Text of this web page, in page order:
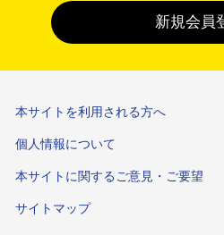
新規会員
本サイトを利用される方へ
個人情報について
本サイトに関するご意見・ご要望
サイトマップ